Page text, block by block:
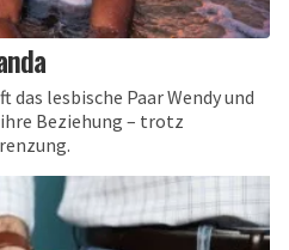
lesbische Paar Wendy und
Beziehung – trotz